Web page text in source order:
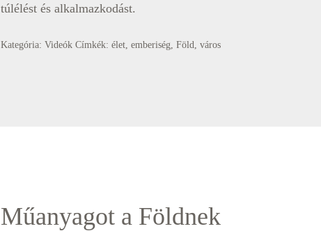
túlélést és alkalmazkodást.
Kategória: Videók Címkék: élet, emberiség, Föld város
Műanyagot a Földnek